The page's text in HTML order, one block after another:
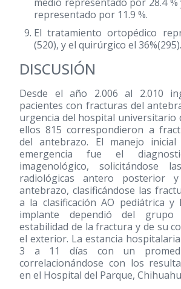
representado por 11.9 %.
El tratamiento ortopédico
(520), y el quirúrgico el 36%(295).
DISCUSIÓN
Desde el año 2.006 al 2.010
pacientes con fracturas del
urgencia del hospital universitario
ellos 815 correspondieron a
del antebrazo. El manejo
emergencia fue el
imagenológico, solicitándose
radiológicas antero posterior
antebrazo, clasificándose las
a la clasificación AO pediátrica y
implante dependió del
estabilidad de la fractura y de su
el exterior. La estancia
3 a 11 días con un
correlacionándose con los
en el Hospital del Parque,